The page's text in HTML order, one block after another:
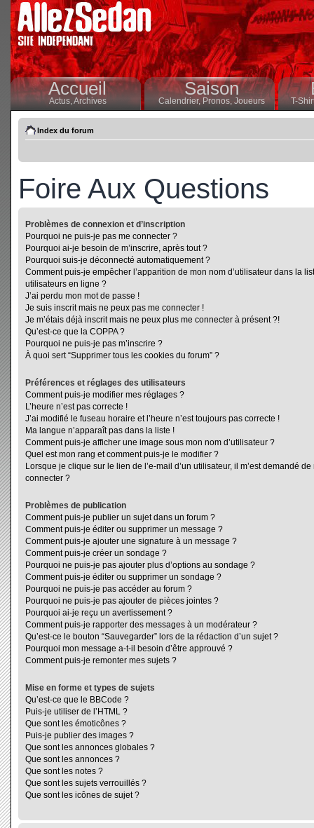
Accueil
Actus,Archives
Saison
Calendrier,Pronos, Joueurs T-
Index du forum
Foire Aux Questions
Problèmes de connexion et d’inscription
Pourquoi ne puis-je pas me connecter ?
Pourquoi ai-je besoin de m’inscrire, après tout ?
Pourquoi suis-je déconnecté automatiquement ?
Comment puis-je empêcher l’apparition de mon nom d’utilisateur dans la
utilisateurs en ligne ?
J’ai perdu mon mot de passe !
Je suis inscrit mais ne peux pas me connecter !
Je m’étais déjà inscrit mais ne peux plus me connecter à présent ?!
Qu’est-ce que la COPPA ?
Pourquoi ne puis-je pas m’inscrire ?
À quoi sert “Supprimer tous les cookies du forum” ?
Préférences et réglages des utilisateurs
Comment puis-je modifier mes réglages ?
L’heure n’est pas correcte !
J’ai modifié le fuseau horaire et l’heure n’est toujours pas correcte !
Ma langue n’apparaît pas dans la liste !
Comment puis-je afficher une image sous mon nom d’utilisateur ?
Quel est mon rang et comment puis-je le modifier ?
Lorsque je clique sur le lien de l’e-mail d’un utilisateur, il m’est demandé de
connecter ?
Problèmes de publication
Comment puis-je publier un sujet dans un forum ?
Comment puis-je éditer ou supprimer un message ?
Comment puis-je ajouter une signature à un message ?
Comment puis-je créer un sondage ?
Pourquoi ne puis-je pas ajouter plus d’options au sondage ?
Comment puis-je éditer ou supprimer un sondage ?
Pourquoi ne puis-je pas accéder au forum ?
Pourquoi ne puis-je pas ajouter de pièces jointes ?
Pourquoi ai-je reçu un avertissement ?
Comment puis-je rapporter des messages à un modérateur ?
Qu’est-ce le bouton “Sauvegarder” lors de la rédaction d’un sujet ?
Pourquoi mon message a-t-il besoin d’être approuvé ?
Comment puis-je remonter mes sujets ?
Mise en forme et types de sujets
Qu’est-ce que le BBCode ?
Puis-je utiliser de l’HTML ?
Que sont les émoticônes ?
Puis-je publier des images ?
Que sont les annonces globales ?
Que sont les annonces ?
Que sont les notes ?
Que sont les sujets verrouillés ?
Que sont les icônes de sujet ?